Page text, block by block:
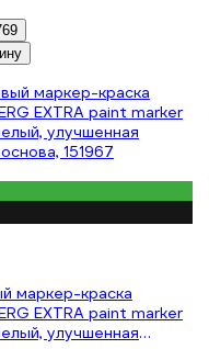
маркер-краска
EXTRA paint marker
улучшенная